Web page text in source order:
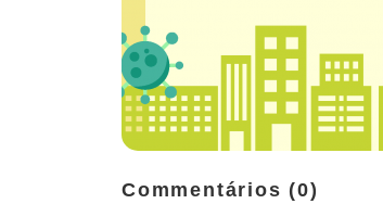
Commentários (0)